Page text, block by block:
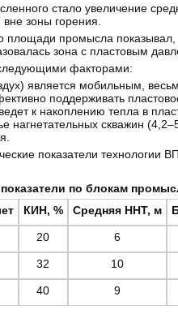
стало увеличение
зоны горения.
площади промысла показывал,
зона с пластовым
факторами:
является мобильным,
поддерживать
к накоплению тепла в
нагнетательных скважин
показатели технологии
по блокам
КИН, % Средняя ННТ, м
20 6
32 10
40 9